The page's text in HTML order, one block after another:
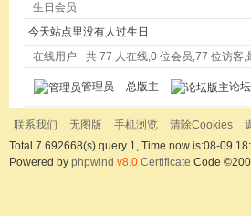
生日会员
今天站点里没有人过生日
在线用户 - 共 77 人在线,0 位会员,77 位访
管理员 总版主
联系我们 无图版 手机浏览 清除Cookies
Total 7.692668(s) query 1, Time now is:08-09
Powered by phpwind v8.0 Certificate Code